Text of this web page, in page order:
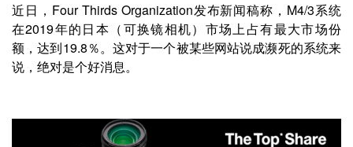
近日，Four Thirds Organization发布新闻稿称，M4/3系统
在2019年的日本（可换镜相机）市场上占有最大市场份
额，达到19.8％。 这对于一个被某些网站说成濒死的系统来
说，绝对是个好消息。